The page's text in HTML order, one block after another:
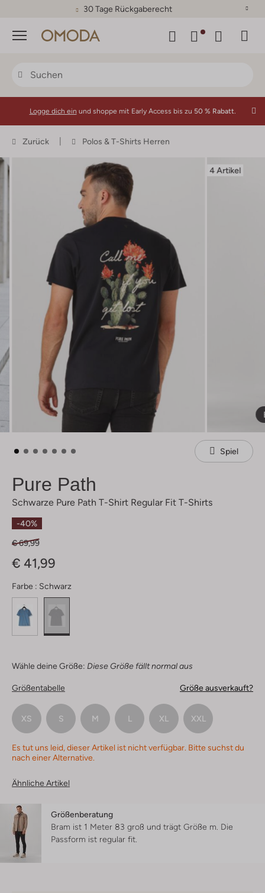
30 Tage Rückgaberecht
Menü
Logge dich ein und shoppe mit Early Access bis zu 50 % Rabatt.
Zurück Polos & T-Shirts Herren
4 Artikel
Spiel
Pure Path
Schwarze Pure Path T-Shirt Regular Fit T-Shirts
-40%
€ 69,99
€ 41,99
Farbe : Schwarz
Wähle deine Größe: Diese Größe fällt normal aus
Größentabelle Größe ausverkauft?
XS S M L XL XXL
Es tut uns leid, dieser Artikel ist nicht verfügbar. Bitte suchst du
nach einer Alternative.
Ähnliche Artikel
Größenberatung
Bram ist 1 Meter 83 groß und trägt Größe m. Die
Passform ist regular fit